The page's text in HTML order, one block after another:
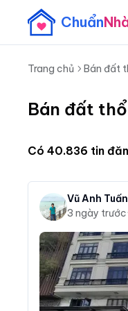
Chuẩn
Trang chủ Bán đất
Bán đất
Có 40.836 tin
Vũ Anh Tuấn
3 ngày trước